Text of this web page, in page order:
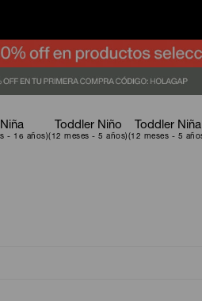
Niña Toddler Niño Toddler Niña